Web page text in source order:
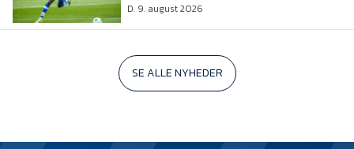
D. 9. august 2026
SE ALLE NYHEDER